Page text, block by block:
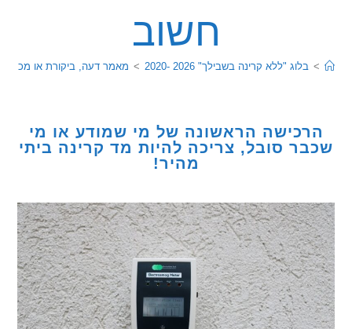
חשוב
בלוג "ללא קרינה בשבילך" 2026 -2020 > מאמר דעה, ביקורת או מכתב חשוב
הראשונה של מי שמודע או מי
סובל, צריכה להיות מד קרינה ביתי
מהיר!